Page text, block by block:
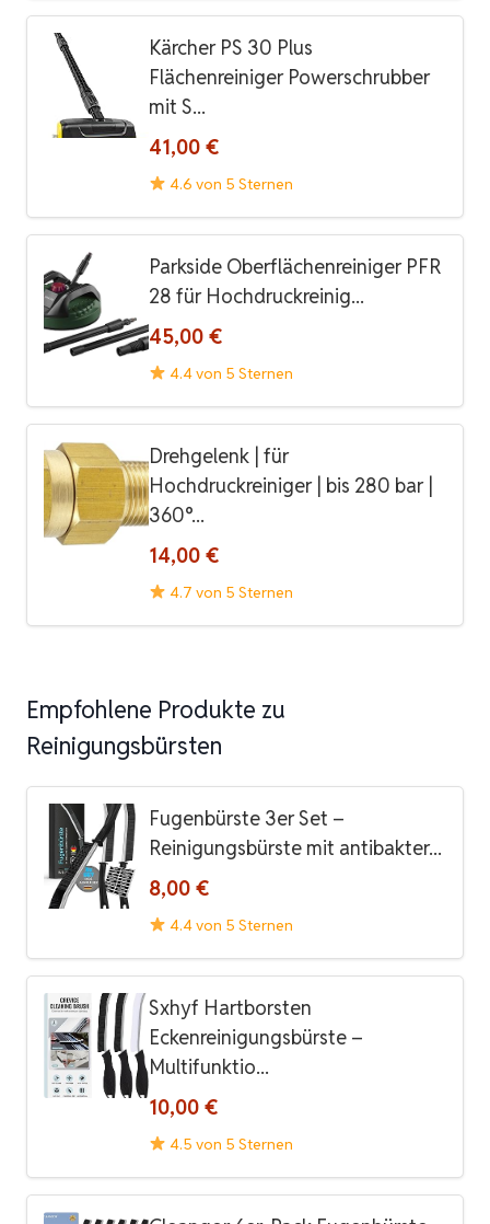
Kärcher PS 30 Plus
Flächenreiniger Powerschrubber
mit S...
41,00 €
4.6 von 5 Sternen
Parkside Oberflächenreiniger PFR
28 für Hochdruckreinig...
45,00 €
4.4 von 5 Sternen
Drehgelenk | für
Hochdruckreiniger | bis 280 bar |
360°...
14,00 €
4.7 von 5 Sternen
Empfohlene Produkte zu
Reinigungsbürsten
Fugenbürste 3er Set –
Reinigungsbürste mit antibakter...
8,00 €
4.4 von 5 Sternen
Sxhyf Hartborsten
Eckenreinigungsbürste –
Multifunktio...
10,00 €
4.5 von 5 Sternen